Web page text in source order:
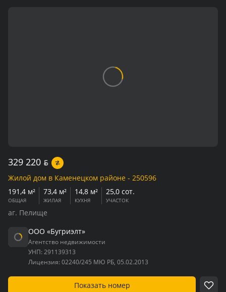
329 220 BYN
Жилой дом в Каменецком районе - 250596
191,4 м²
ОБЩАЯ
73,4 м²
ЖИЛАЯ
14,8 м²
КУХНЯ
25,0 сот.
УЧАСТОК
аг. Пелище
ООО «Бугриэлт»
Агентство недвижимости
УНП: 291139313
Лицензия: 02240/245 МЮ РБ, 05.02.2013
Показать номер